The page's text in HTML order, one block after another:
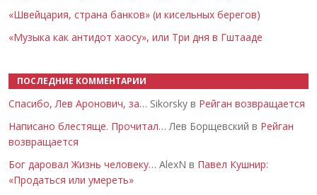
«Швейцария, страна банков» (и кисельных берегов)
«Музыка как антидот хаосу», или Три дня в Гштааде
ПОСЛЕДНИЕ КОММЕНТАРИИ
Спасибо, Лев Аронович, за… Sikorsky в Рейган возвращается
Написано блестяще. Прочитал… Лев Борщевский в Рейган
возвращается
Бог даровал Жизнь человеку… AlexN в Павел Кушнир:
«Продаться или умереть»